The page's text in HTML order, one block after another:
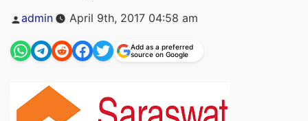
Posted
by
admin April 9th, 2017 04:58 am
Add as a preferred
source on Google